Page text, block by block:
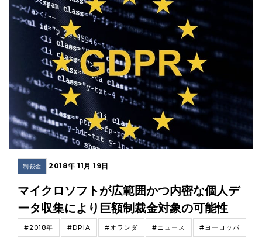
制裁金 2018年 11月 19日
マイクロソフトが広範囲かつ内密な個人デ
ータ収集により巨額制裁金対象の可能性
#2018年 #DPIA #オランダ #ニュース #ヨーロッパ